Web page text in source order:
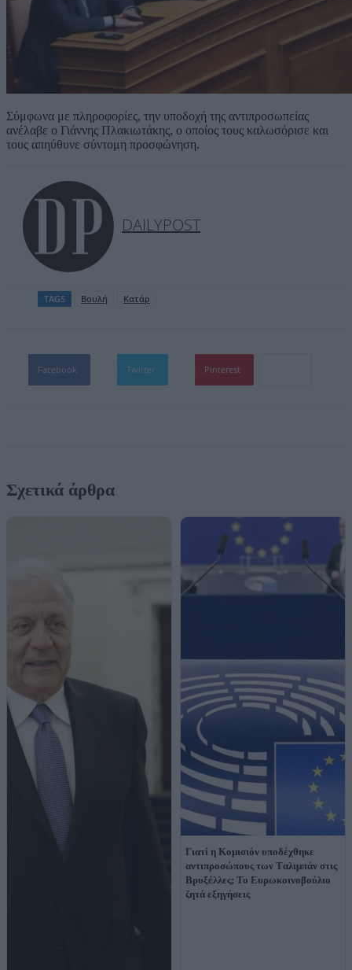
Σύμφωνα με πληροφορίες, την υποδοχή της αντιπροσωπείας
ανέλαβε ο Γιάννης Πλακιωτάκης, ο οποίος τους καλωσόρισε και
τους απηύθυνε σύντομη προσφώνηση.
DAILYPOST
TAGS Βουλή Κατάρ
Facebook Twitter Pinterest
Σχετικά άρθρα
Γιατί η Κομισιόν υποδέχθηκε
αντιπροσώπους των Tαλιμπάν στις
Βρυξέλλες; Το Ευρωκοινοβούλιο
ζητά εξηγήσεις